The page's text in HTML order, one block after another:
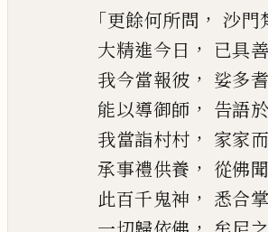
「更餘何所問 ， 沙門
大精進今日 ， 已具
我今當報彼 ， 娑多
能以導御師 ， 告語
我當詣村村 ， 家家
承事禮供養 ， 從佛
此百千鬼神 ， 悉合